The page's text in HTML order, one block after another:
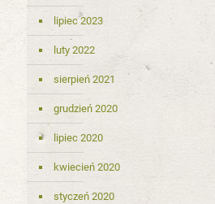
lipiec 2023
luty 2022
sierpień 2021
grudzień 2020
lipiec 2020
kwiecień 2020
styczeń 2020